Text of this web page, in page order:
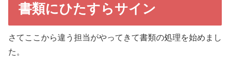
書類にひたすらサイン
さてここから違う担当がやってきて書類の処理を始めまし
た。